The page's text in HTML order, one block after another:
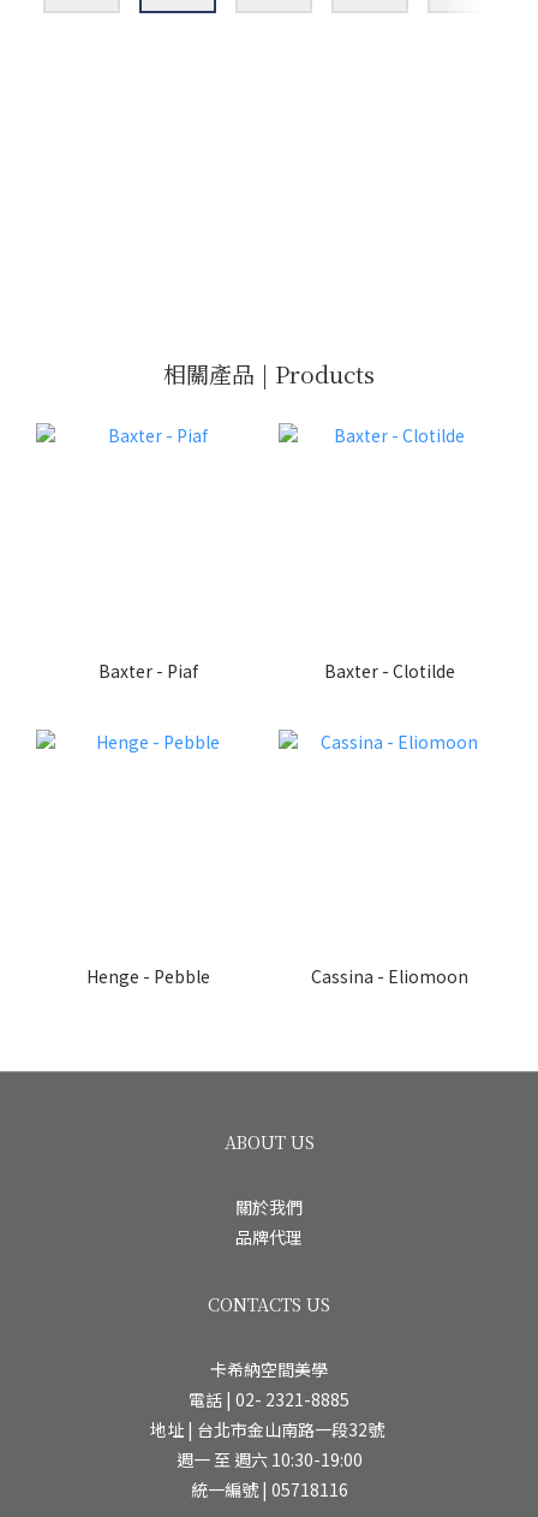
相關產品 | Products
Baxter - Piaf Baxter - Clotilde
Henge - Pebble Cassina - Eliomoon
ABOUT US
關於我們
品牌代理
CONTACTS US
卡希納空間美學
電話 | 02- 2321-8885
地址 | 台北市金山南路一段32號
週一 至 週六 10:30-19:00
統一編號 | 05718116